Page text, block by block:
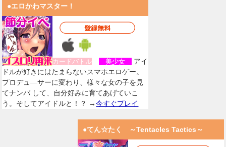
●エロかわマスター！
カードバトル 美少女
アイ
ドルが好きにはたまらないスマホエロゲー。
プロデュ―サーに変わり、様々な女の子を見
てナンパ して、自分好みに育てあげていこ
う。そしてアイドルと！？ →今すぐプレイ
●てん☆たく ～Tentacles Tactics～